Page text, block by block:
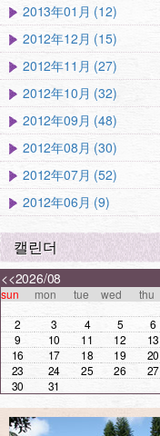
2013年01月 (12)
2012年12月 (15)
2012年11月 (27)
2012年10月 (32)
2012年09月 (48)
2012年08月 (30)
2012年07月 (52)
2012年06月 (9)
캘린더
<<2026/08
sun mon tue wed thu
2
3 4 5 6
9
10 11 12 13
16
17 18 19 20
23
24 25 26 27
30
31